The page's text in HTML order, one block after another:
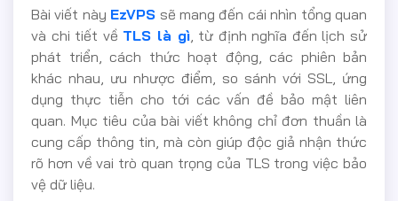
Bài viết này EzVPS sẽ mang đến cái nhìn tổng quan
và chi tiết về TLS là gì, từ định nghĩa đến lịch sử
phát triển, cách thức hoạt động, các phiên bản
khác nhau, ưu nhược điểm, so sánh với SSL, ứng
dụng thực tiễn cho tới các vấn đề bảo mật liên
quan. Mục tiêu của bài viết không chỉ đơn thuần là
cung cấp thông tin, mà còn giúp độc giả nhận thức
rõ hơn về vai trò quan trọng của TLS trong việc bảo
vệ dữ liệu.